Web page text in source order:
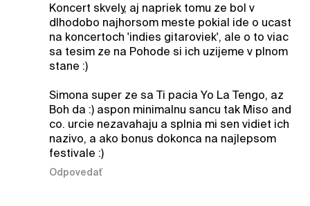
Koncert skvely, aj napriek tomu ze bol v
dlhodobo najhorsom meste pokial ide o ucast
na koncertoch 'indies gitaroviek', ale o to viac
sa tesim ze na Pohode si ich uzijeme v plnom
stane :)
Simona super ze sa Ti pacia Yo La Tengo, az
Boh da :) aspon minimalnu sancu tak Miso and
co. urcie nezavahaju a splnia mi sen vidiet ich
nazivo, a ako bonus dokonca na najlepsom
festivale :)
Odpovedať